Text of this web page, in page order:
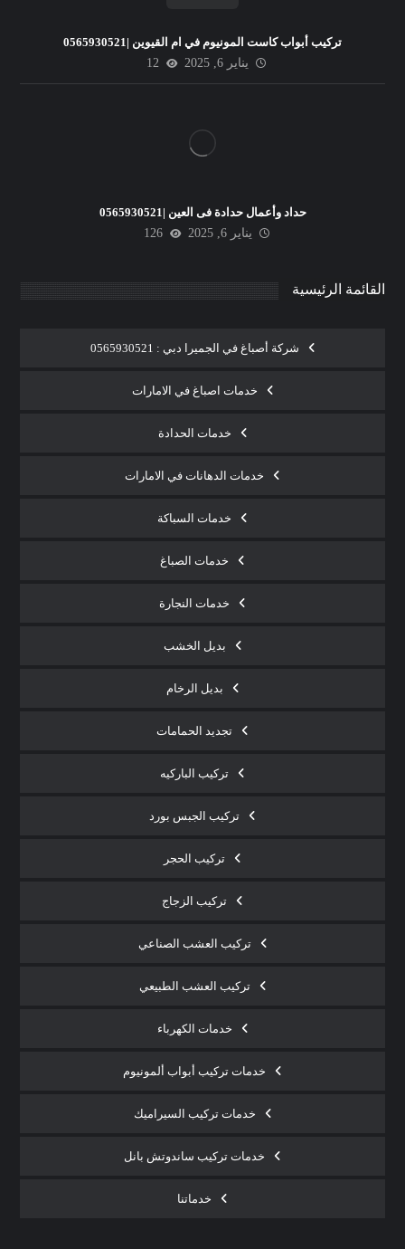
تركيب أبواب كاست المونيوم في ام القيوين |0565930521
يناير 6, 2025
12
حداد وأعمال حدادة فى العين |0565930521
يناير 6, 2025
126
القائمة الرئيسية
شركة أصباغ في الجميرا دبي : 0565930521
خدمات اصباغ في الامارات
خدمات الحدادة
خدمات الدهانات في الامارات
خدمات السباكة
خدمات الصباغ
خدمات النجارة
بديل الخشب
بديل الرخام
تجديد الحمامات
تركيب الباركيه
تركيب الجبس بورد
تركيب الحجر
تركيب الزجاج
تركيب العشب الصناعي
تركيب العشب الطبيعي
خدمات الكهرباء
خدمات تركيب أبواب ألمونيوم
خدمات تركيب السيراميك
خدمات تركيب ساندوتش بانل
خدماتنا